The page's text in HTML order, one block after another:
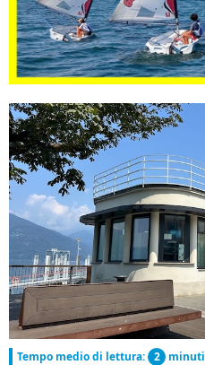
Tempo medio di lettura: 2 minuti